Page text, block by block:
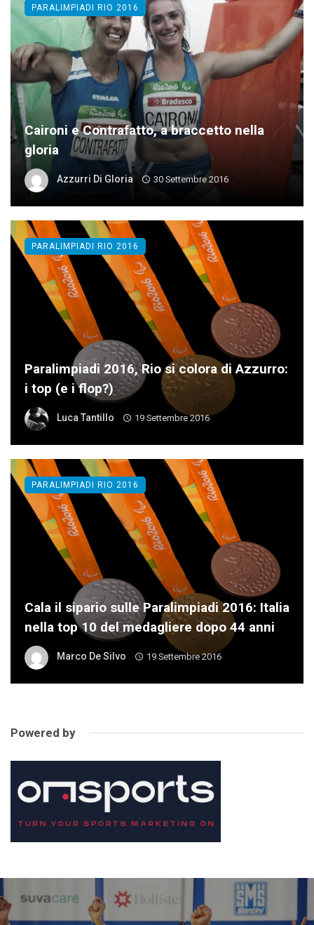
Caironi e Contrafatto, a braccetto nella
gloria
Azzurri Di Gloria 30 Settembre 2016
PARALIMPIADI RIO 2016
Paralimpiadi 2016, Rio si colora di Azzurro:
i top (e i flop?)
Luca Tantillo 19 Settembre 2016
PARALIMPIADI RIO 2016
Cala il sipario sulle Paralimpiadi 2016: Italia
nella top 10 del medagliere dopo 44 anni
Marco De Silvo 19 Settembre 2016
PARALIMPIADI RIO 2016
Powered by